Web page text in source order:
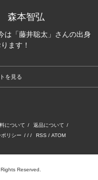
森本智弘
は「藤井聡太」さんの出身
ます！
を見る
について / 返品について /
リシー / / / RSS / ATOM
Reserved.